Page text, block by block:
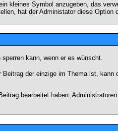
kleines Symbol anzugeben, das
hat der Administator diese Option
kann, wenn er es wünscht.
der einzige im Thema ist, kann
bearbeitet haben.